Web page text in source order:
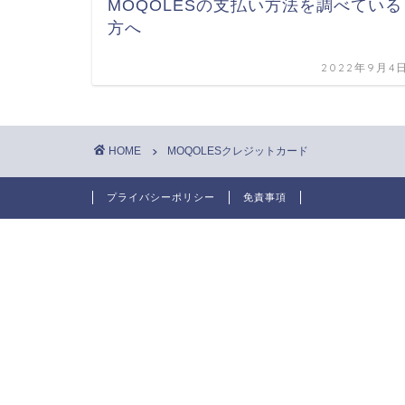
MOQOLESの支払い方法を調べている
方へ
2022年9月4
HOME MOQOLESクレジットカード
プライバシーポリシー 免責事項